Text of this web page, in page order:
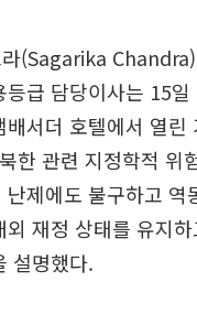
(Sagarika
등급 담당이사는 15일
서더 호텔에서 열린
한 관련 지정학적 위
제에도 불구하고 역
외 재정 상태를 유지
설명했다.